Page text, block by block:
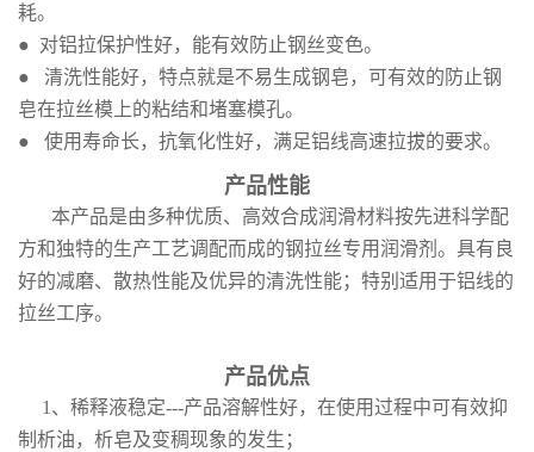
耗。
● 对铝拉保护性好，能有效防止钢丝变色。
● 清洗性能好，特点就是不易生成钢皂，可有效的防止钢
皂在拉丝模上的粘结和堵塞模孔。
● 使用寿命长，抗氧化性好，满足铝线高速拉拔的要求。
产品性能
本产品是由多种优质、高效合成润滑材料按先进科学配
方和独特的生产工艺调配而成的钢 拉丝专用润滑剂。具有良
好的减磨、散热性能及优异的清洗性能；特别适用于铝线的
拉丝工序。
产品优点
1、稀释液稳定---产品溶解性好，在使用过程中可有效抑
制析油，析皂及变稠现象的发生；